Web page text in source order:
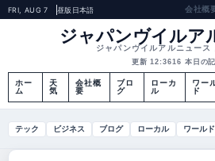
FRI, AUG 7 昼版 日本語 会社概
ジャパンヴイルア
ジャパンヴイルアルニュース
更新 12:3616 本日の
ホー
ム
天
気
会社概
要
ブロ
グ
ローカ
ル
ワー
ド
テック ビジネス ブログ ローカル ワールド